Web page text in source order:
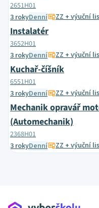
2651H01
3 rokyDenní ZZ + výuční
Instalatér
3652H01
3 rokyDenní ZZ + výuční
Kuchař-číšník
6551H01
3 rokyDenní ZZ + výuční
Mechanik opravář
(Automechanik)
2368H01
3 rokyDenní ZZ + výuční